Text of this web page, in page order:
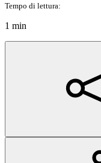
Tempo di lettura:
1 min